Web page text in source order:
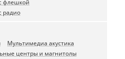
флешкой
радио
Мультимедиа акустика
центры и магнитолы